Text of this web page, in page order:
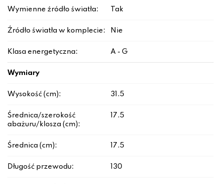
Wymienne źródło światła: Tak
Źródło światła w komplecie: Nie
Klasa energetyczna: A - G
Wymiary
Wysokość (cm): 31.5
Średnica/szerokość
abażuru/klosza (cm):
17.5
Średnica (cm): 17.5
Długość przewodu: 130